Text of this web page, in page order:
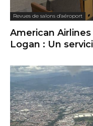
Revues de salons d'aéroport
American
Logan : Un